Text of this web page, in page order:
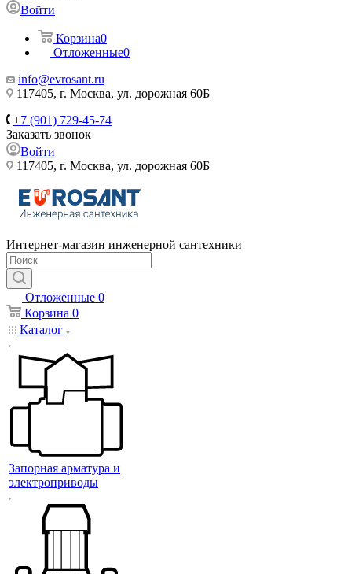
Войти
Корзина0
Отложенные0
info@evrosant.ru
117405, г. Москва, ул. дорожная 60Б
+7 (901) 729-45-74
Заказать звонок
Войти
117405, г. Москва, ул. дорожная 60Б
Интернет-магазин инженерной сантехники
Отложенные 0
Корзина 0
Каталог
Запорная арматура и
электроприводы